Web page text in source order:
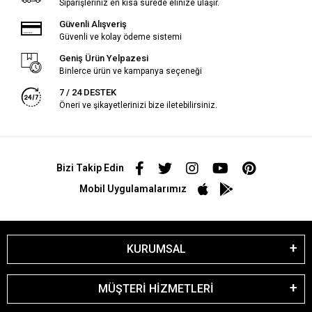
Siparişleriniz en kısa sürede elinize ulaşır.
Güvenli Alışveriş
Güvenli ve kolay ödeme sistemi
Geniş Ürün Yelpazesi
Binlerce ürün ve kampanya seçeneği
7 / 24 DESTEK
Öneri ve şikayetlerinizi bize iletebilirsiniz.
Bizi Takip Edin
Mobil Uygulamalarımız
KURUMSAL
MÜŞTERİ HİZMETLERİ